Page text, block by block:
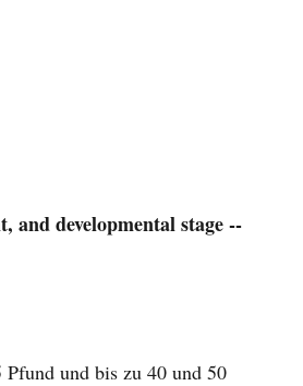
and developmental stage --
und bis zu 40 und 50